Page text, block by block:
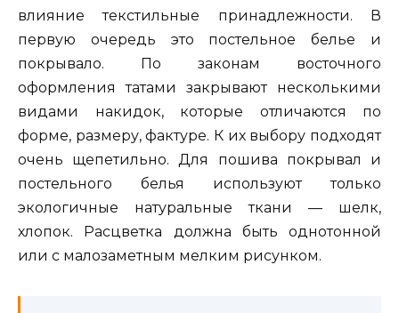
влияние текстильные принадлежности. В
первую очередь это постельное белье и
покрывало. По законам восточного
оформления татами закрывают несколькими
видами накидок, которые отличаются по
форме, размеру, фактуре. К их выбору подходят
очень щепетильно. Для пошива покрывал и
постельного белья используют только
экологичные натуральные ткани — шелк,
хлопок. Расцветка должна быть однотонной
или с малозаметным мелким рисунком.